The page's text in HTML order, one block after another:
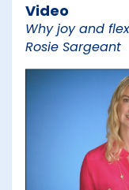
Video
Why joy and
Rosie Sargeant